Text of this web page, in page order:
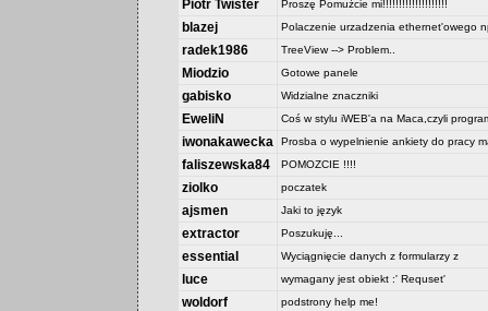
Piotr Twister Proszę Pomużcie mi!!!!!!!!!!!!!!!!!!!!
blazej Polaczenie urzadzenia ethernet'owego
radek1986 TreeView --> Problem..
Miodzio Gotowe panele
gabisko Widzialne znaczniki
EweliN Coś w stylu iWEB'a na Maca,czyli
iwonakawecka Prosba o wypelnienie ankiety do pracy
faliszewska84 POMOZCIE !!!!
ziolko poczatek
ajsmen Jaki to język
extractor Poszukuję...
essential Wyciągnięcie danych z formularzy z
luce wymagany jest obiekt :' Requset'
woldorf podstrony help me!